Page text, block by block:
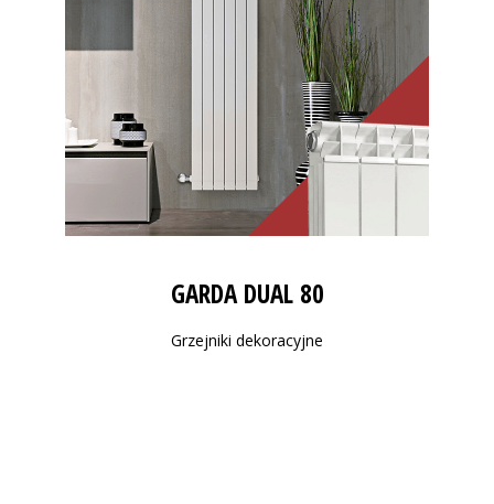
GARDA DUAL 80
Grzejniki dekoracyjne